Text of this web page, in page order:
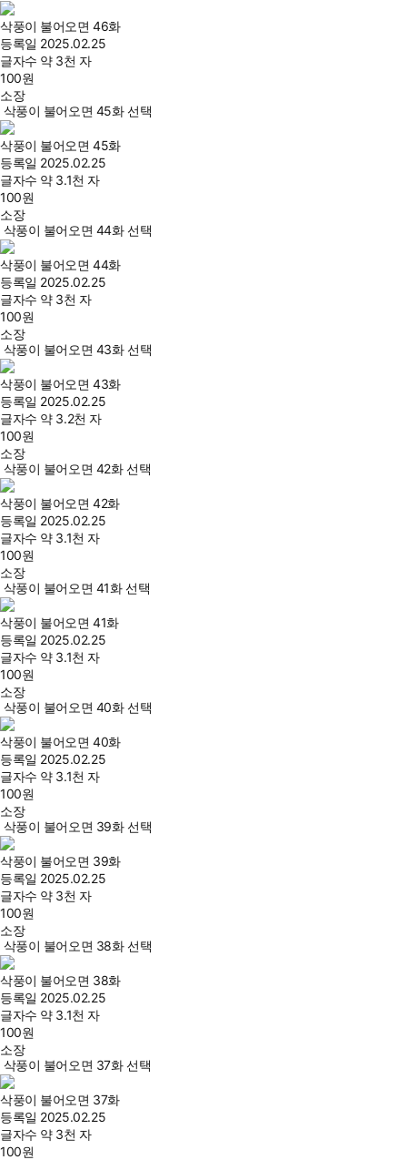
삭풍이 불어오면 46화
등록일 2025.02.25
글자수 약 3천 자
100원
소장
삭풍이 불어오면 45화 선택
삭풍이 불어오면 45화
등록일 2025.02.25
글자수 약 3.1천 자
100원
소장
삭풍이 불어오면 44화 선택
삭풍이 불어오면 44화
등록일 2025.02.25
글자수 약 3천 자
100원
소장
삭풍이 불어오면 43화 선택
삭풍이 불어오면 43화
등록일 2025.02.25
글자수 약 3.2천 자
100원
소장
삭풍이 불어오면 42화 선택
삭풍이 불어오면 42화
등록일 2025.02.25
글자수 약 3.1천 자
100원
소장
삭풍이 불어오면 41화 선택
삭풍이 불어오면 41화
등록일 2025.02.25
글자수 약 3.1천 자
100원
소장
삭풍이 불어오면 40화 선택
삭풍이 불어오면 40화
등록일 2025.02.25
글자수 약 3.1천 자
100원
소장
삭풍이 불어오면 39화 선택
삭풍이 불어오면 39화
등록일 2025.02.25
글자수 약 3천 자
100원
소장
삭풍이 불어오면 38화 선택
삭풍이 불어오면 38화
등록일 2025.02.25
글자수 약 3.1천 자
100원
소장
삭풍이 불어오면 37화 선택
삭풍이 불어오면 37화
등록일 2025.02.25
글자수 약 3천 자
100원